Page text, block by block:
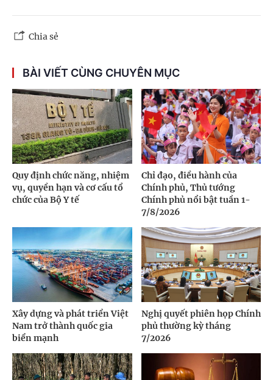
Chia sẻ
BÀI VIẾT CÙNG CHUYÊN MỤC
Quy định chức năng, nhiệm
vụ, quyền hạn và cơ cấu tổ
chức của Bộ Y tế
Chỉ đạo, điều hành của
Chính phủ, Thủ tướng
Chính phủ nổi bật tuần 1-
7/8/2026
Xây dựng và phát triển Việt
Nam trở thành quốc gia
biển mạnh
Nghị quyết phiên họp Chính
phủ thường kỳ tháng
7/2026